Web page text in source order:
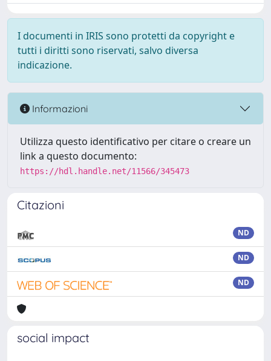
I documenti in IRIS sono protetti da copyright e
tutti i diritti sono riservati, salvo diversa
indicazione.
Informazioni
Utilizza questo identificativo per citare o creare un
link a questo documento:
https://hdl.handle.net/11566/345473
Citazioni
ND
ND
ND
social impact